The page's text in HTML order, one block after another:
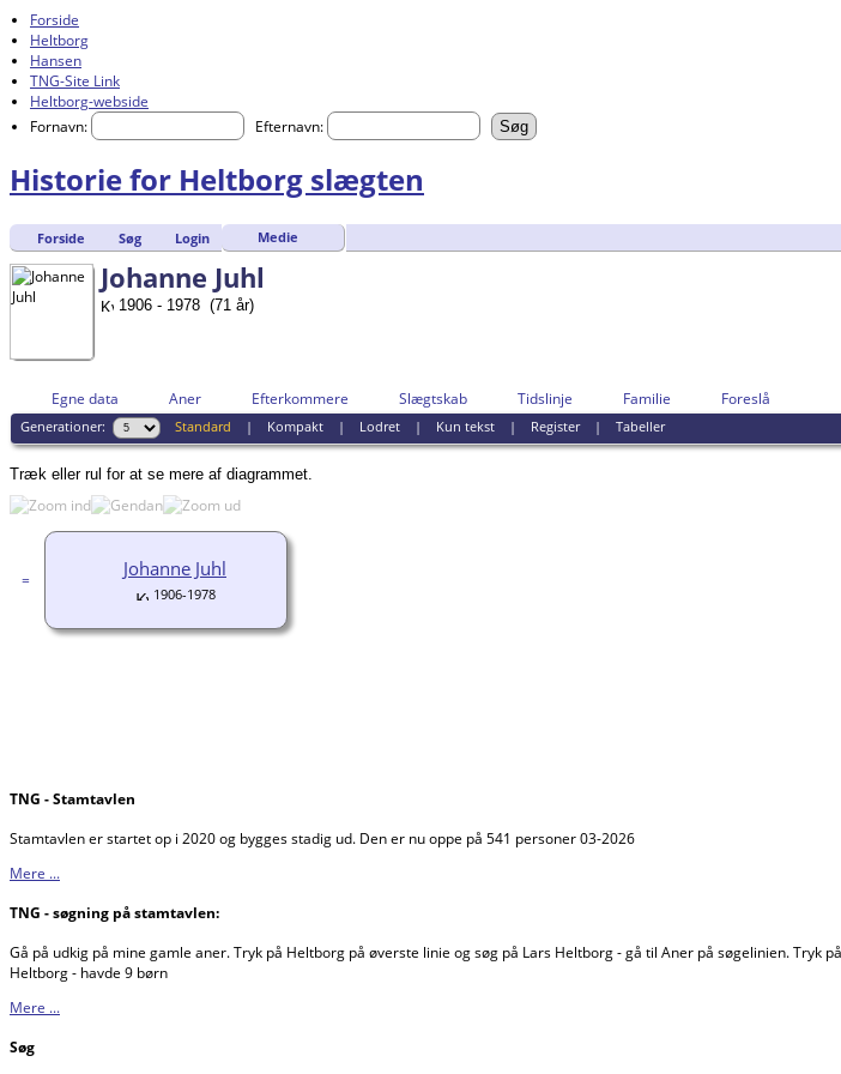
Forside
Heltborg
Hansen
TNG-Site Link
Heltborg-webside
Fornavn:
Efternavn:
Historie for Heltborg slægten
Forside Søg Login Medie
Johanne Juhl
1906 - 1978 (71 år)
Egne data Aner Efterkommere Slægtskab Tidslinje Familie Foreslå
Generationer: Standard | Kompakt| Lodret| Kun tekst| Register| Tabeller
Træk eller rul for at se mere af diagrammet.
Johanne Juhl
1906-1978
TNG - Stamtavlen
Stamtavlen er startet op i 2020 og bygges stadig ud. Den er nu oppe på 541 personer 03-2026
Mere ...
TNG - søgning på stamtavlen:
Gå på udkig på mine gamle aner. Tryk på Heltborg på øverste linie og søg på Lars Heltborg - gå til Aner på søgelinien. Tryk
Heltborg - havde 9 børn
Mere ...
Søg